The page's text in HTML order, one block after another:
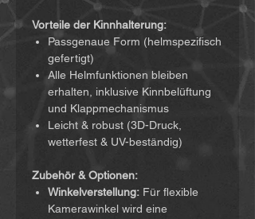
Vorteile der Kinnhalterung:
Passgenaue Form (helmspezifisch
gefertigt)
Alle Helmfunktionen bleiben
erhalten, inklusive Kinnbelüftung
und Klappmechanismus
Leicht & robust (3D-Druck,
wetterfest & UV-beständig)
Zubehör & Optionen:
Winkelverstellung: Für flexible
Kamerawinkel wird eine